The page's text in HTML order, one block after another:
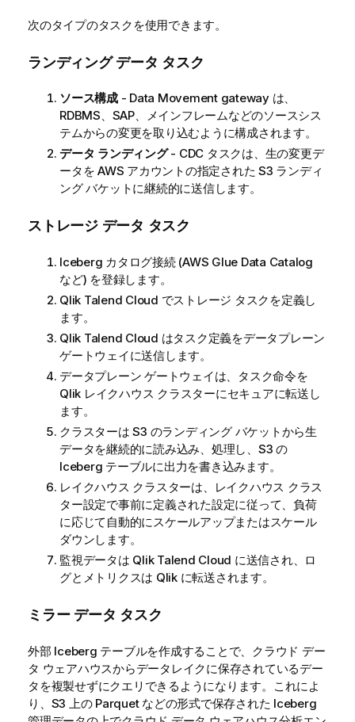
次のタイプのタスクを使用できます。
ランディング データ タスク
ソース構成- Data Movement gateway は、
RDBMS、SAP、メインフレームなどのソースシス
テムからの変更を取り込むように構成されます。
データ ランディング- CDC タスクは、生の変更デ
ータを AWS アカウントの指定された S3 ランディ
ング バケットに継続的に送信します。
ストレージ データ タスク
Iceberg カタログ接続 (AWS Glue Data Catalog
など) を登録します。
Qlik Talend Cloud でストレージ タスクを定義し
ます。
Qlik Talend Cloud はタスク定義をデータプレーン
ゲートウェイに送信します。
データプレーン ゲートウェイは、タスク命令を
Qlik レイクハウス クラスターにセキュアに転送し
ます。
クラスターは S3 のランディング バケットから生
データを継続的に読み込み、処理し、S3 の
Iceberg テーブルに出力を書き込みます。
レイクハウス クラスターは、レイクハウス クラス
ター設定で事前に定義された設定に従って、負荷
に応じて自動的にスケールアップまたはスケール
ダウンします。
監視データは Qlik Talend Cloud に送信され、ロ
グとメトリクスは Qlikに転送されます。
ミラー データ タスク
外部 Iceberg テーブルを作成することで、クラウド デー
タ ウェアハウスからデータレイクに保存されているデー
タを複製せずにクエリできるようになります。これによ
り、S3 上の Parquet などの形式で保存された Iceberg